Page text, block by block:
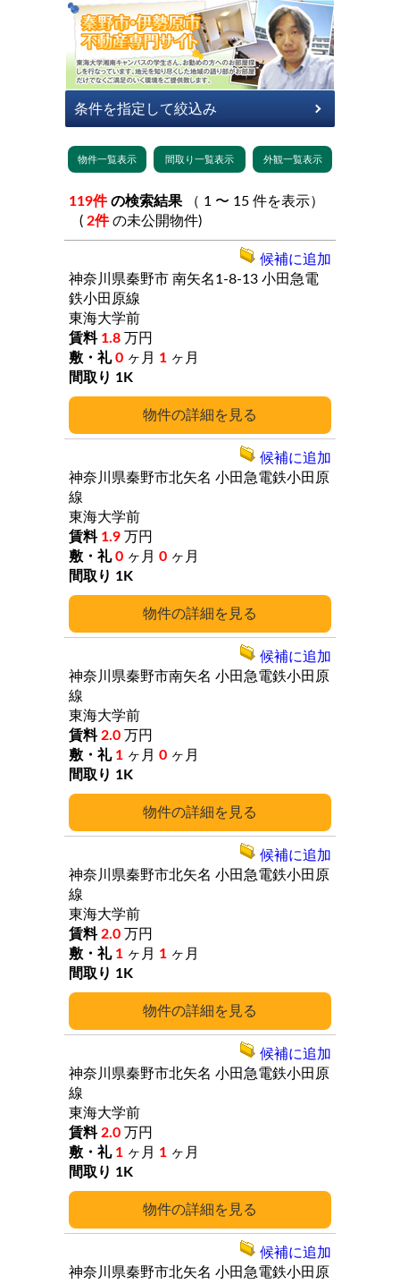
119件 の検索結果
( 2件 の未公開物件)
詳細
神奈川県秦野市 南矢名1-8-13 小田急電
鉄小田原線
東海大学前
1.8 万円
0 ヶ月 1 ヶ月
1K
候補に追加
詳細
神奈川県秦野市北矢名 小田急電鉄小田原
線
東海大学前
1.9 万円
0 ヶ月 0 ヶ月
1K
候補に追加
詳細
神奈川県秦野市南矢名 小田急電鉄小田原
線
東海大学前
2.0 万円
1 ヶ月 0 ヶ月
1K
候補に追加
詳細
神奈川県秦野市北矢名 小田急電鉄小田原
線
東海大学前
2.0 万円
1 ヶ月 1 ヶ月
1K
候補に追加
詳細
神奈川県秦野市北矢名 小田急電鉄小田原
線
東海大学前
2.0 万円
1 ヶ月 1 ヶ月
1K
候補に追加
神奈川県秦野市北矢名 小田急電鉄小田原
候補に追加